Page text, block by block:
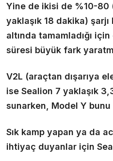
Yine de ikisi de %10-80
yaklaşık 18 dakika)
altında tamamladığı
süresi büyük fark
V2L (araçtan dışarıya
ise Sealion 7 yaklaşık
sunarken, Model Y
Sık kamp yapan ya da
ihtiyaç duyanlar için